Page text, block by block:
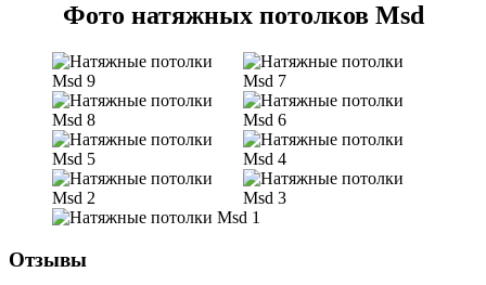
Фото натяжных потолков Msd
Отзывы